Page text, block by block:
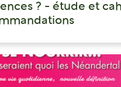
? - étude et